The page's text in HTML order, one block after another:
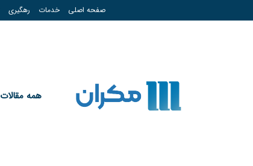
صفحه اصلی خدمات رهگیری
همه مقالات